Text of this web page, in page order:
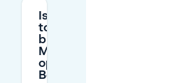
Is straatparkeren
toegestaan in de
buurt van
Maritiem
openluchtmuseum
Boeienweide?